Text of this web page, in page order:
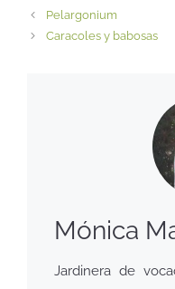
Pelargonium
Caracoles y babosas
Mónica
Jardinera de